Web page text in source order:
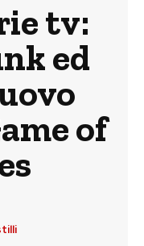
tv:
ed
of